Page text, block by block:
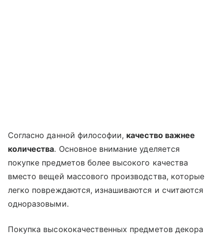
Согласно данной философии, качество важнее
количества. Основное внимание уделяется
покупке предметов более высокого качества
вместо вещей массового производства, которые
легко повреждаются, изнашиваются и считаются
одноразовыми.
Покупка высококачественных предметов декора